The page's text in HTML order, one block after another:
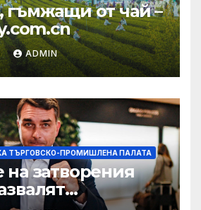
гъмжащи от чай –
ADMIN
ТЪРГОВСКО-ПРОМИШЛЕНА ПАЛАТА
на затворения